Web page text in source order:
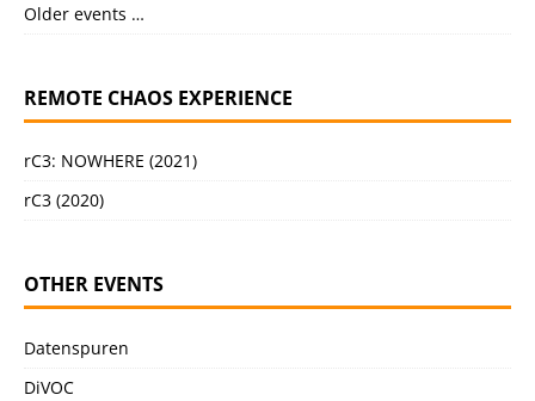
Older events …
REMOTE CHAOS EXPERIENCE
rC3: NOWHERE (2021)
rC3 (2020)
OTHER EVENTS
Datenspuren
DiVOC